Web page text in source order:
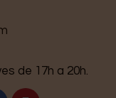
de 17h a 20h.